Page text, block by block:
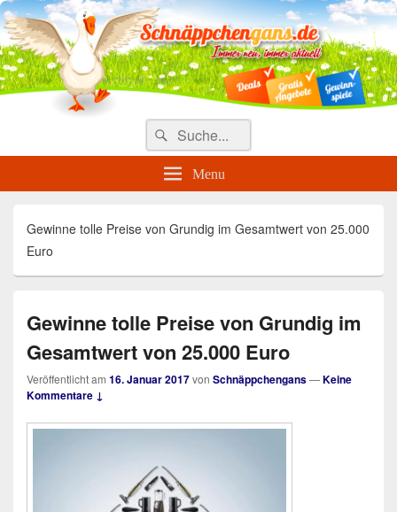
Täglich die besten Gewinnspiele
und Angebote
Search
for:
Suche
Menu
Gewinne tolle Preise von Grundig im Gesamtwert von 25.000
Euro
Gewinne tolle Preise von Grundig im
Gesamtwert von 25.000 Euro
Veröffentlicht am 16. Januar 2017von Schnäppchengans—Keine
Kommentare ↓